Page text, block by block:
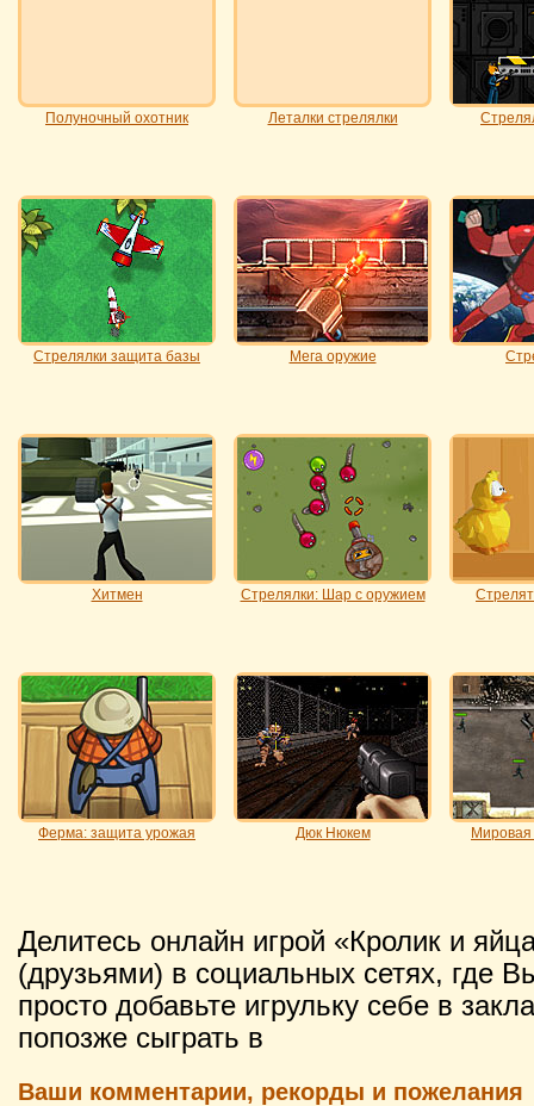
Полуночный охотник Леталки стрелялки
Стрелялки защита базы Мега оружие
Хитмен Стрелялки: Шар с оружием
Ферма: защита урожая Дюк Нюкем Мировая
Делитесь онлайн игрой «Кролик и
(друзьями) в социальных сетях, где
просто добавьте игрульку себе в
попозже сыграть в
Ваши комментарии, рекорды и пожелания